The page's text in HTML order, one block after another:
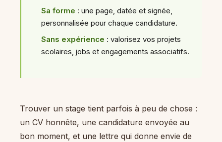
Sa forme : une page, datée et signée,
personnalisée pour chaque candidature.
Sans expérience : valorisez vos projets
scolaires, jobs et engagements associatifs.
Trouver un stage tient parfois à peu de chose :
un CV honnête, une candidature envoyée au
bon moment, et une lettre qui donne envie de